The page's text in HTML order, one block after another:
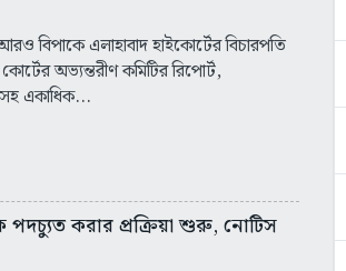
বিপাকে এলাহাবাদ হাইকোর্টের বিচারপতি
কোর্টের অভ্যন্তরীণ কমিটির রিপোর্ট,
একাধিক...
পদচ্যুত করার প্রক্রিয়া শুরু, নোটিস